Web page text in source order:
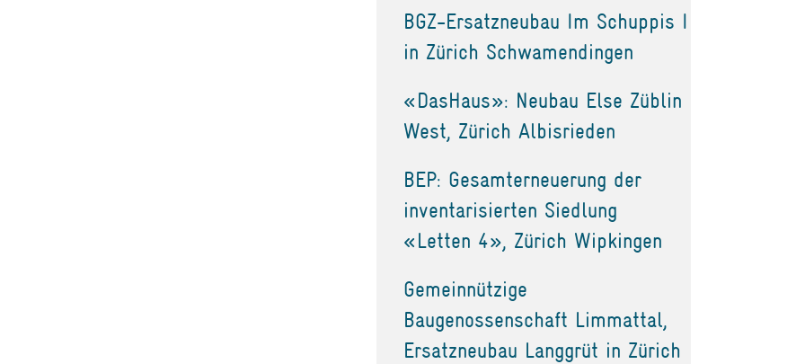
BGZ-Ersatzneubau Im Schuppis I
in Zürich Schwamendingen
«DasHaus»: Neubau Else Züblin
West, Zürich Albisrieden
BEP: Gesamterneuerung der
inventarisierten Siedlung
«Letten 4», Zürich Wipkingen
Gemeinnützige
Baugenossenschaft Limmattal,
Ersatzneubau Langgrüt in Zürich